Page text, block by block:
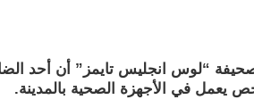
“لوس انجليس تايمز” أن أحد
يعمل في الأجهزة الصحية بالمدينة.